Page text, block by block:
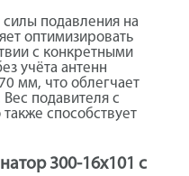
подавления на
оптимизировать
с конкретными
учёта антенн
мм, что облегчает
подавителя с
способствует
300-16х101 с